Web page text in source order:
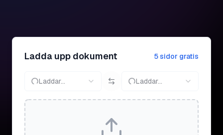
Ladda upp dokument 5 sidor gratis
Laddar... Laddar...